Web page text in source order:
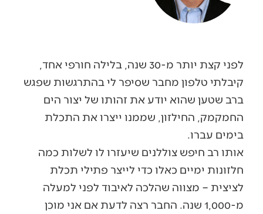
לפני קצת יותר מ-30 שנה, בלילה חורפי אחד,
קיבלתי טלפון מחבר שסיפר לי בהתרגשות שפגש
ברב שטען שהוא יודע את זהותו של יצור הים
החמקמק, החילזון, שממנו ייצרו את התכלת
בימים עברו.
אותו רב חיפש צוללנים שיעזרו לו לשלות כמה
חלזונות ימיים כאלו כדי לייצר פתילי תכלת
לציצית – מצווה שהלכה לאיבוד לפני למעלה
מ-1,000 שנה. החבר רצה לדעת אם אני מוכן